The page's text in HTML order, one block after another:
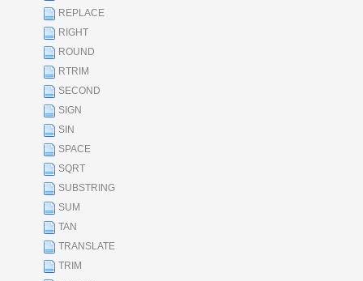
REPLACE
RIGHT
ROUND
RTRIM
SECOND
SIGN
SIN
SPACE
SQRT
SUBSTRING
SUM
TAN
TRANSLATE
TRIM